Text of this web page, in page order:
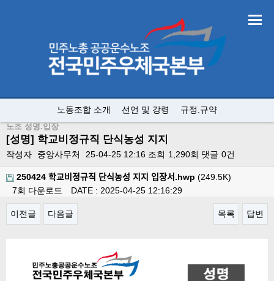
노동조합 소개 선언 및 강령 규정.규약
노조 성명.입장
[성명] 학교비정규직 단식농성 지지
작성자 중앙사무처 25-04-25 12:16 조회 1,290회 댓글 0건
250424 학교비정규직 단식농성 지지 입장서.hwp (249.5K)
7회 다운로드
DATE : 2025-04-25 12:16:29
이전글 다음글 목록 답변